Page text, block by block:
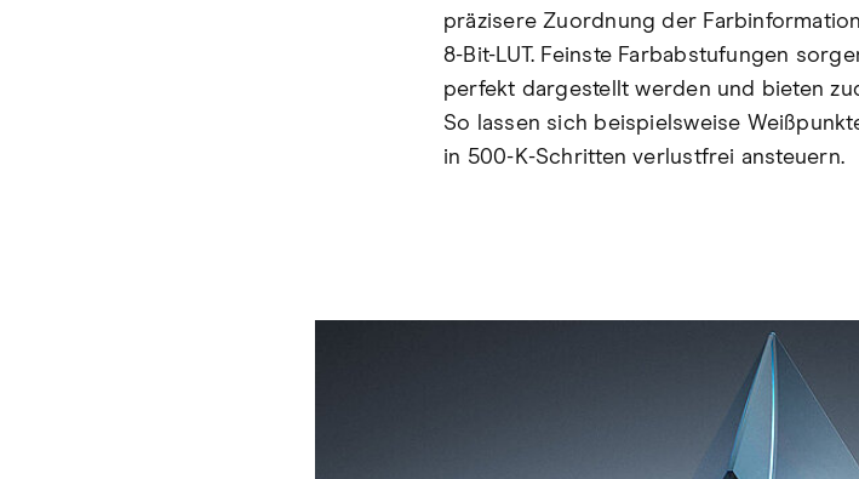
präzisere Zuordnung der
8-Bit-LUT. Feinste Farbabstufungen
perfekt dargestellt werden und bieten
So lassen sich beispielsweise
in 500-K-Schritten verlustfrei ansteuern.